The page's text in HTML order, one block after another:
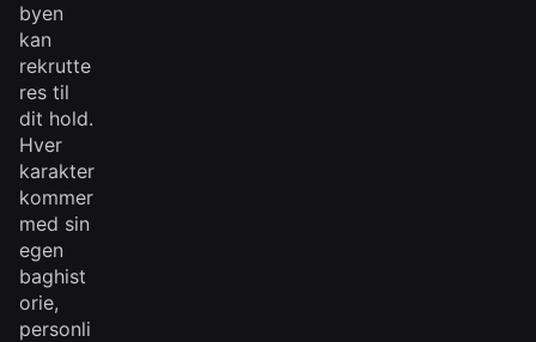
byen
kan
rekrutte
res til
dit hold.
Hver
karakter
kommer
med sin
egen
baghist
orie,
personli